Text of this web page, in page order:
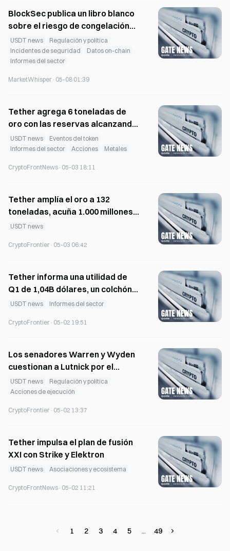
BlockSec publica un libro blanco
sobre el riesgo de congelación
de stablecoins: 30 días de
congelación para más de 960
direcciones
USDT news
Regulación y política
Incidentes de seguridad
Datos on-chain
Informes del sector
MarketWhisper · 05-08 01:39
Tether agrega 6 toneladas de
oro con las reservas alcanzando
132 toneladas después de
comprar en el 1T
USDT news
Eventos del token
Informes del sector
Acciones Metales
CryptoFrontNews · 05-03 18:11
Tether amplía el oro a 132
toneladas, acuña 1.000 millones
de USDT en Tron
USDT news
CryptoFrontier · 05-03 06:42
Tether informa una utilidad de
Q1 de 1,04B dólares, un colchón
de reservas de 8,23B dólares
USDT news Informes del sector
CryptoFrontier · 05-02 19:51
Los senadores Warren y Wyden
cuestionan a Lutnick por el
préstamo de Tether al Children's
Trust
USDT news
Regulación y política
Acciones de ejecución
CryptoFrontier · 05-02 13:37
Tether impulsa el plan de fusión
XXI con Strike y Elektron
USDT news Asociaciones y ecosistema
CryptoFrontNews · 05-02 11:21
1 2 3 4 5 49